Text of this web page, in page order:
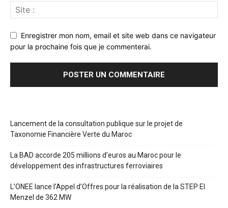
Enregistrer mon nom, email et site web dans ce navigateur
pour la prochaine fois que je commenterai.
Lancement de la consultation publique sur le projet de
Taxonomie Financière Verte du Maroc
La BAD accorde 205 millions d’euros au Maroc pour le
développement des infrastructures ferroviaires
L’ONEE lance l’Appel d’Offres pour la réalisation de la STEP El
Menzel de 362 MW